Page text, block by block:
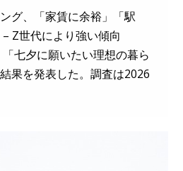
グ、「家賃に余裕」「駅
Z世代により強い傾向
七夕に願いたい理想の暮ら
果を発表した。調査は2026